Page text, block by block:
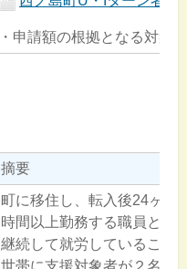
・申請額の根拠となる対象
摘要
町に移住し、転入後24ヶ月
時間以上勤務する職員とし
継続して就労していること